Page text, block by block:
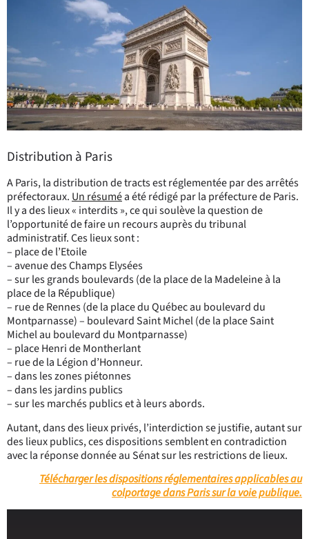
Distribution à Paris
A Paris, la distribution de tracts est réglementée par des arrêtés
préfectoraux. Un résuméa été rédigé par la préfecture de Paris.
Il y a des lieux « interdits », ce qui soulève la question de
l’opportunité de faire un recours auprès du tribunal
administratif. Ces lieux sont :
– place de l’Etoile
– avenue des Champs Elysées
– sur les grands boulevards (de la place de la Madeleine à la
place de la République)
– rue de Rennes (de la place du Québec au boulevard du
Montparnasse) – boulevard Saint Michel (de la place Saint
Michel au boulevard du Montparnasse)
– place Henri de Montherlant
– rue de la Légion d’Honneur.
– dans les zones piétonnes
– dans les jardins publics
– sur les marchés publics et à leurs abords.
Autant, dans des lieux privés, l’interdiction se justifie, autant sur
des lieux publics, ces dispositions semblent en contradiction
avec la réponse donnée au Sénat sur les restrictions de lieux.
Télécharger les dispositions réglementaires applicables au
colportage dans Paris sur la voie publique.